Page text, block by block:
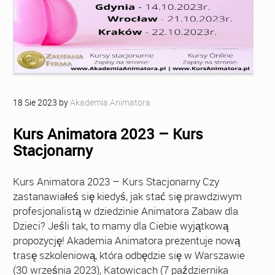
18 Sie2023 byAkademia Animatora
Kurs Animatora 2023 – Kurs
Stacjonarny
Kurs Animatora 2023 – Kurs Stacjonarny Czy
zastanawiałeś się kiedyś, jak stać się prawdziwym
profesjonalistą w dziedzinie Animatora Zabaw dla
Dzieci? Jeśli tak, to mamy dla Ciebie wyjątkową
propozycję! Akademia Animatora prezentuje nową
trasę szkoleniową, która odbędzie się w Warszawie
(30 września 2023), Katowicach (7 października